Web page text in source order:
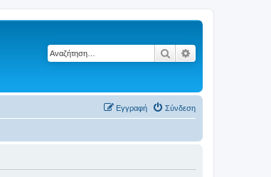
Αναζήτηση
Σύνδεση
Εγγραφή